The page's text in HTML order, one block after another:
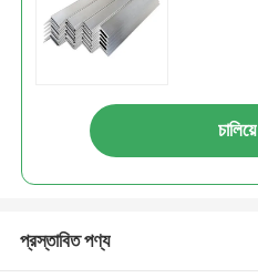
চালিয়ে
প্রস্তাবিত পণ্য